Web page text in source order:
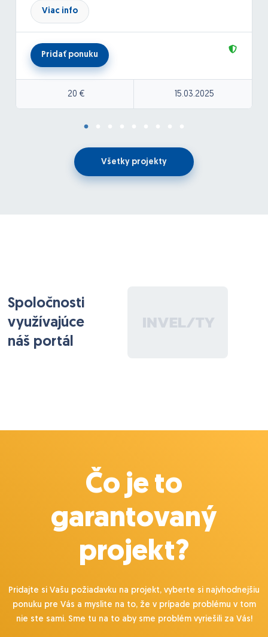
cena: 20€/hodina
Migráciu by ste pokrývali len po technickej stránke.
paušálne 35€, prípadne dohodou.
Viac info
Pridať ponuku
20 € 15.03.2025
Všetky projekty
Spoločnosti
využívajúce
náš portál
Čo je to
garantovaný
projekt?
Pridajte si Vašu požiadavku na projekt, vyberte si najvhodnejšiu
ponuku pre Vás a myslite na to, že v prípade problému v tom
nie ste sami. Sme tu na to aby sme problém vyriešili za Vás!